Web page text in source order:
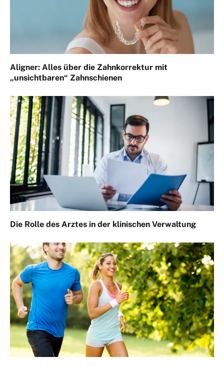
Aligner: Alles über die Zahnkorrektur mit
„unsichtbaren“ Zahnschienen
Die Rolle des Arztes in der klinischen Verwaltung